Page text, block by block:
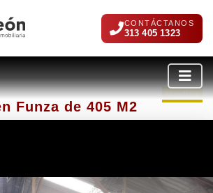
CONTÁCTANOS
313 405 1323
Vendida
Funza de 405 M2